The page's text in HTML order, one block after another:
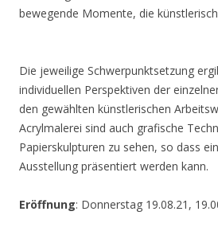
bewegende Momente, die
Die jeweilige Schwerpunktsetzung
individuellen Perspektiven der
den gewählten künstlerischen
Acrylmalerei sind auch grafische
Papierskulpturen zu sehen, so dass
Ausstellung präsentiert werden kann.
Eröffnung: Donnerstag 19.08.21,